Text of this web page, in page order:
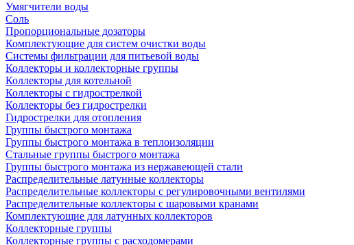
Умягчители воды
Соль
Пропорциональные дозаторы
Комплектующие для систем очистки воды
Системы фильтрации для питьевой воды
Коллекторы и коллекторные группы
Коллекторы для котельной
Коллекторы с гидрострелкой
Коллекторы без гидрострелки
Гидрострелки для отопления
Группы быстрого монтажа
Группы быстрого монтажа в теплоизоляции
Стальные группы быстрого монтажа
Группы быстрого монтажа из нержавеющей стали
Распределительные латунные коллекторы
Распределительные коллекторы с регулировочными вентилями
Распределительные коллекторы с шаровыми кранами
Комплектующие для латунных коллекторов
Коллекторные группы
Коллекторные группы с расходомерами